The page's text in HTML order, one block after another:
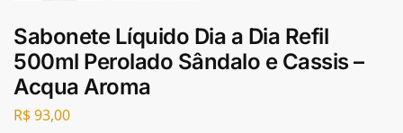
Sabonete Líquido Dia a Dia Refil
500ml Perolado Sândalo e Cassis –
Acqua Aroma
R$93,00